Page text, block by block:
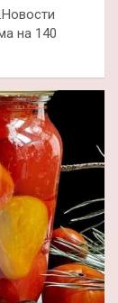
на 140